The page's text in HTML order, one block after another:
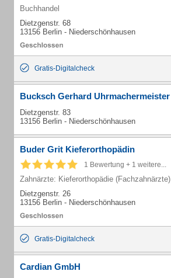
Buchhandel
Dietzgenstr. 68
13156 Berlin - Niederschönhausen
Gratis-Digitalcheck
Bucksch Gerhard Uhrmachermeister
Dietzgenstr. 83
13156 Berlin - Niederschönhausen
Buder Grit Kieferorthopädin
1 Bewertung + 1 weitere...
Zahnärzte: Kieferorthopädie (Fachzahnärzte)
Dietzgenstr. 26
13156 Berlin - Niederschönhausen
Gratis-Digitalcheck
Cardian GmbH